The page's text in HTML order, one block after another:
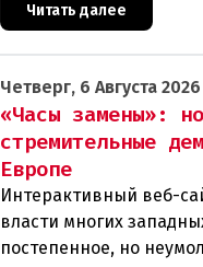
Читать далее
Четверг, 6 Августа 2026
«Часы замены»:
стремительные
Европе
Интерактивный веб-
власти многих
постепенное, но